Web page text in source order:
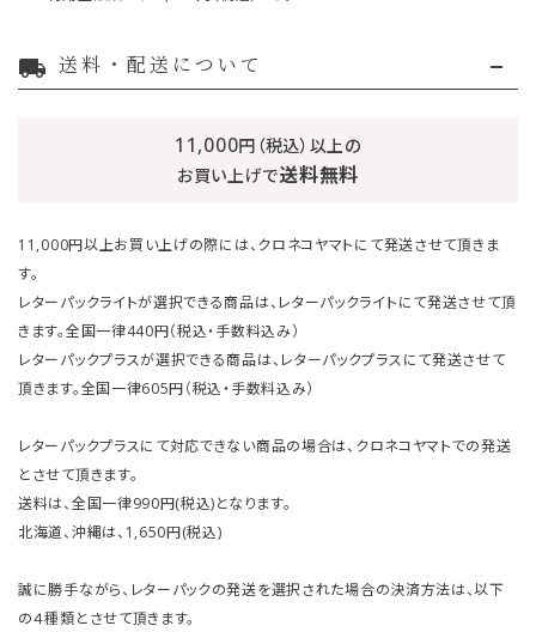
local_shipping 送料・配送について
11,000円（税込）以上の
お買い上げで送料無料
11,000円以上お買い上げの際には、クロネコヤマトにて発送させて頂きま
す。
レターパックライトが選択できる商品は、レターパックライトにて発送させて頂
きます。全国一律440円（税込・手数料込み）
レターパックプラスが選択できる商品は、レターパックプラスにて発送させて
頂きます。全国一律605円（税込・手数料込み）
レターパックプラスにて対応できない商品の場合は、クロネコヤマトでの発送
とさせて頂きます。
送料は、全国一律990円(税込)となります。
北海道、沖縄は、1,650円(税込)
誠に勝手ながら、レターパックの発送を選択された場合の決済方法は、以下
の４種類とさせて頂きます。